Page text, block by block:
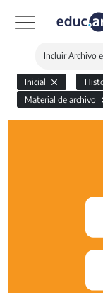
Incluir Archivo
Inicial
Material de archivo